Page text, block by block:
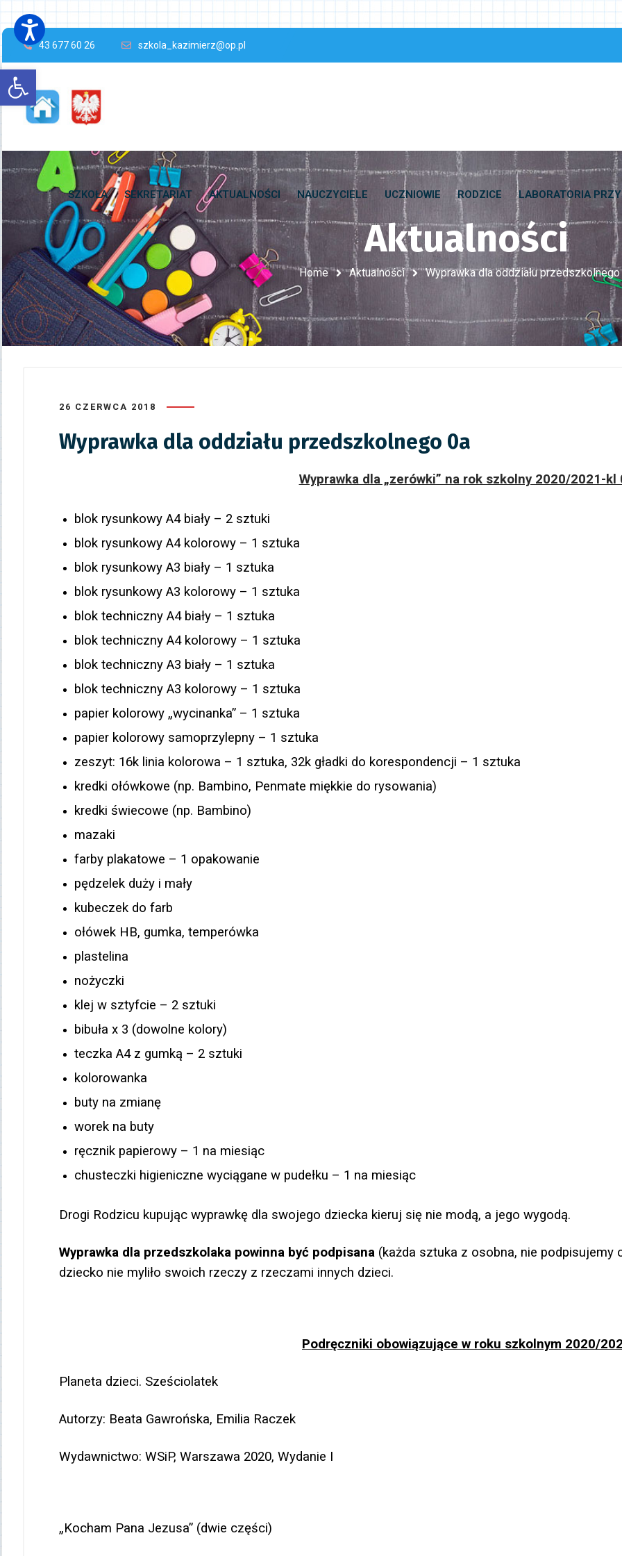
Open toolbar
43 677 60 26 szkola_kazimierz@op.pl
SZKOŁA SEKRETARIAT AKTUALNOŚCI NAUCZYCIELE UCZNIOWIE RODZICE LABORATORIA
Aktualności
Home Aktualności Wyprawka dla oddziału przedszkolnego
26 CZERWCA 2018
Wyprawka dla oddziału przedszkolnego 0a
Wyprawka dla „zerówki” na rok szkolny 2020/2021-kl
blok rysunkowy A4 biały – 2 sztuki
blok rysunkowy A4 kolorowy – 1 sztuka
blok rysunkowy A3 biały – 1 sztuka
blok rysunkowy A3 kolorowy – 1 sztuka
blok techniczny A4 biały – 1 sztuka
blok techniczny A4 kolorowy – 1 sztuka
blok techniczny A3 biały – 1 sztuka
blok techniczny A3 kolorowy – 1 sztuka
papier kolorowy „wycinanka” – 1 sztuka
papier kolorowy samoprzylepny – 1 sztuka
zeszyt: 16k linia kolorowa – 1 sztuka, 32k gładki do korespondencji – 1 sztuka
kredki ołówkowe (np. Bambino, Penmate miękkie do rysowania)
kredki świecowe (np. Bambino)
mazaki
farby plakatowe – 1 opakowanie
pędzelek duży i mały
kubeczek do farb
ołówek HB, gumka, temperówka
plastelina
nożyczki
klej w sztyfcie – 2 sztuki
bibuła x 3 (dowolne kolory)
teczka A4 z gumką – 2 sztuki
kolorowanka
buty na zmianę
worek na buty
ręcznik papierowy – 1 na miesiąc
chusteczki higieniczne wyciągane w pudełku – 1 na miesiąc
Drogi Rodzicu kupując wyprawkę dla swojego dziecka kieruj się nie modą, a jego wygodą.
Wyprawka dla przedszkolaka powinna być podpisana (każda sztuka z osobna, nie podpisujemy
dziecko nie myliło swoich rzeczy z rzeczami innych dzieci.
Podręczniki obowiązujące w roku szkolnym 2020/
Planeta dzieci. Sześciolatek
Autorzy: Beata Gawrońska, Emilia Raczek
Wydawnictwo: WSiP, Warszawa 2020, Wydanie I
„Kocham Pana Jezusa” (dwie części)